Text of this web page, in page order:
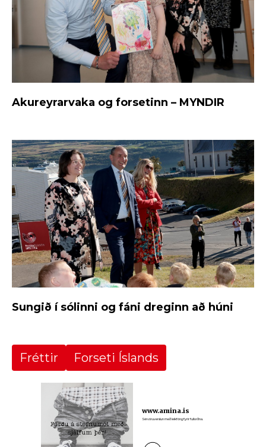
Akureyrarvaka og forsetinn – MYNDIR
Sungið í sólinni og fáni dreginn að húni
Fréttir Forseti Íslands